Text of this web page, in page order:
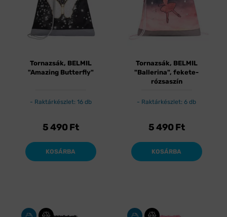
Tornazsák, BELMIL
"Amazing Butterfly"
Raktárkészlet: 16 db
5 490 Ft
KOSÁRBA
Tornazsák, BELMIL
"Ballerina", fekete-
rózsaszín
Raktárkészlet: 6 db
5 490 Ft
KOSÁRBA